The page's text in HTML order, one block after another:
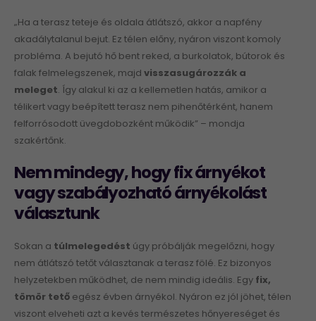
„Ha a terasz teteje és oldala átlátszó, akkor a napfény
akadálytalanul bejut. Ez télen előny, nyáron viszont komoly
probléma. A bejutó hő bent reked, a burkolatok, bútorok és
falak felmelegszenek, majd visszasugározzák a
meleget. Így alakul ki az a kellemetlen hatás, amikor a
télikert vagy beépített terasz nem pihenőtérként, hanem
felforrósodott üvegdobozként működik” – mondja
szakértőnk.
Nem mindegy, hogy fix árnyékot
vagy szabályozható árnyékolást
választunk
Sokan a túlmelegedést úgy próbálják megelőzni, hogy
nem átlátszó tetőt választanak a terasz fölé. Ez bizonyos
helyzetekben működhet, de nem mindig ideális. Egy fix,
tömör tető egész évben árnyékol. Nyáron ez jól jöhet, télen
viszont elveheti azt a kevés természetes hőnyereséget és